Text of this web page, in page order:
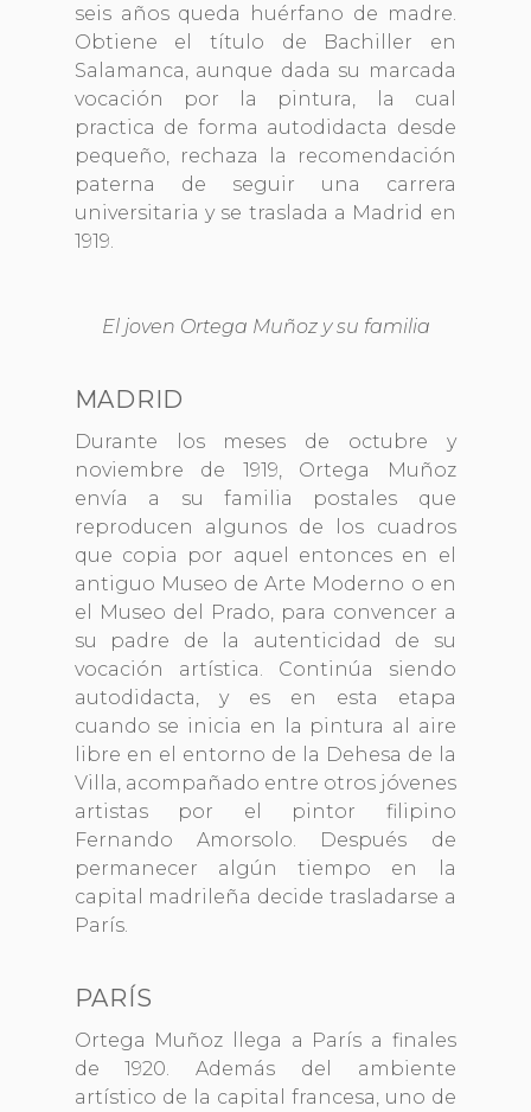
seis años queda huérfano de madre.
Obtiene el título de Bachiller en
Salamanca, aunque dada su marcada
vocación por la pintura, la cual
practica de forma autodidacta desde
pequeño, rechaza la recomendación
paterna de seguir una carrera
universitaria y se traslada a Madrid en
1919.
El joven Ortega Muñoz y su familia
MADRID
Durante los meses de octubre y
noviembre de 1919, Ortega Muñoz
envía a su familia postales que
reproducen algunos de los cuadros
que copia por aquel entonces en el
antiguo Museo de Arte Moderno o en
el Museo del Prado, para convencer a
su padre de la autenticidad de su
vocación artística. Continúa siendo
autodidacta, y es en esta etapa
cuando se inicia en la pintura al aire
libre en el entorno de la Dehesa de la
Villa, acompañado entre otros jóvenes
artistas por el pintor filipino
Fernando Amorsolo. Después de
permanecer algún tiempo en la
capital madrileña decide trasladarse a
París.
PARÍS
Ortega Muñoz llega a París a finales
de 1920. Además del ambiente
artístico de la capital francesa, uno de